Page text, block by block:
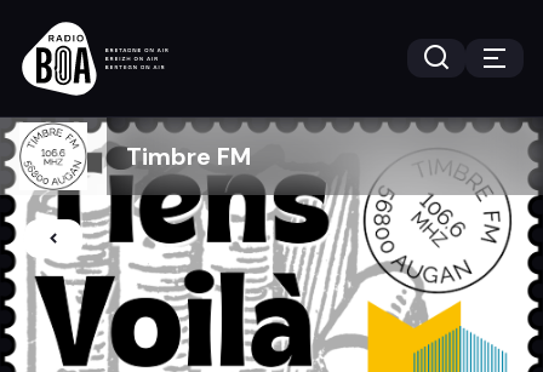
Timbre FM